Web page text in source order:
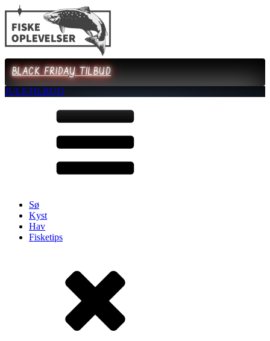
BLACK FRIDAY TILBUD
JULETILBUD
Sø
Kyst
Hav
Fisketips